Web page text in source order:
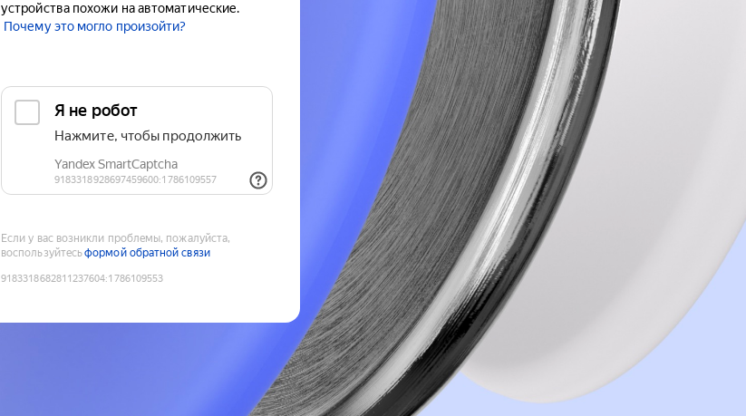
устройства похожи на автоматические.
Почему это могло произойти?
Если у вас возникли проблемы, пожалуйста,
воспользуйтесьформой обратной связи
9183318682811237604:1786109553